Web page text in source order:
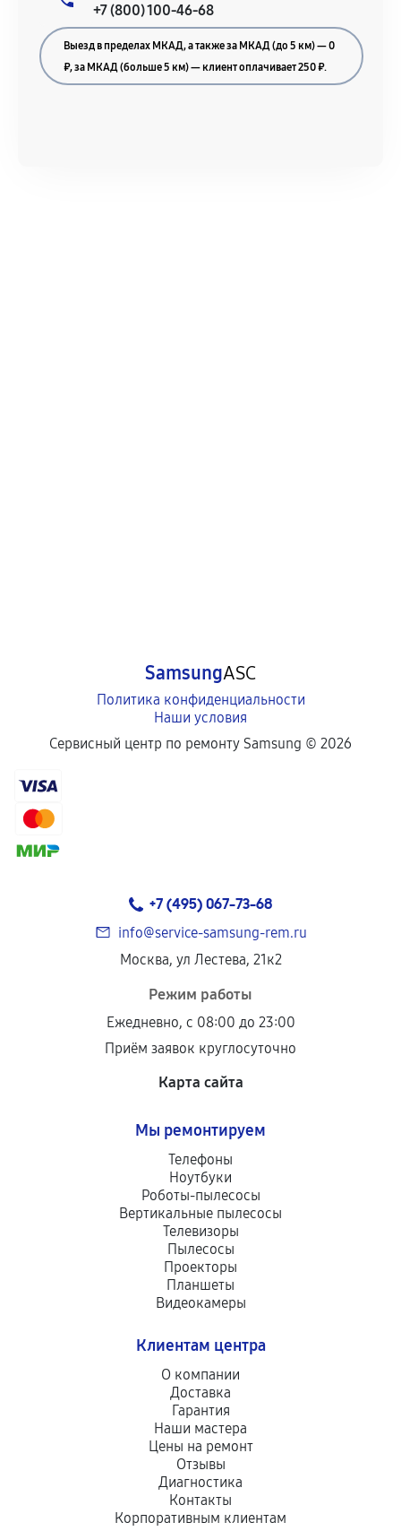
+7 (800) 100-46-68
Выезд в пределах МКАД, а также за МКАД (до 5 км) — 0
₽, за МКАД (больше 5 км) — клиент оплачивает 250 ₽.
SamsungASC
Политика конфиденциальности
Наши условия
Сервисный центр по ремонту Samsung © 2026
+7 (495) 067-73-68
info@service-samsung-rem.ru
Москва, ул Лестева, 21к2
Режим работы
Ежедневно, с 08:00 до 23:00
Приём заявок круглосуточно
Карта сайта
Мы ремонтируем
Телефоны
Ноутбуки
Роботы-пылесосы
Вертикальные пылесосы
Телевизоры
Пылесосы
Проекторы
Планшеты
Видеокамеры
Клиентам центра
О компании
Доставка
Гарантия
Наши мастера
Цены на ремонт
Отзывы
Диагностика
Контакты
Корпоративным клиентам